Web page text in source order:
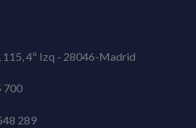
115, 4º Izq - 28046-Madrid
700
289